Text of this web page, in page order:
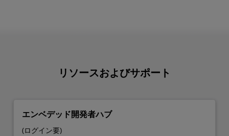
リソースおよびサポート
エンベデッド開発者ハブ
(ログイン要)